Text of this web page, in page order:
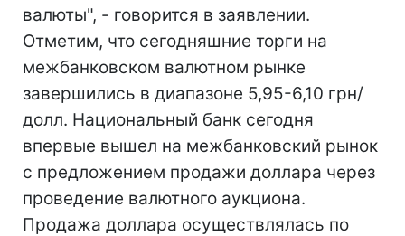
валюты", - говорится в заявлении.
Отметим, что сегодняшние торги на
межбанковском валютном рынке
завершились в диапазоне 5,95-6,10 грн/
долл. Национальный банк сегодня
впервые вышел на межбанковский рынок
с предложением продажи доллара через
проведение валютного аукциона.
Продажа доллара осуществлялась по